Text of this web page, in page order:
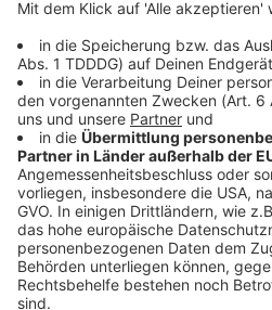
© dpa-
DAS KÖNNTE DICH AUCH
Bayern